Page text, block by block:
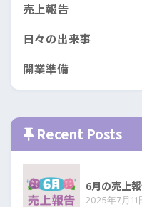
売上報告
日々の出来事
開業準備
Recent Posts
6月の売上
2025年7月11